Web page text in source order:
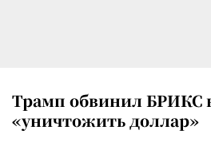
Трамп обвинил БРИКС
«уничтожить доллар»